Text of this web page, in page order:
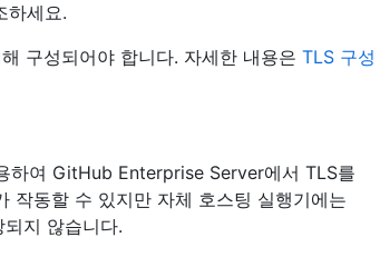
하세요.
구성되어야 합니다. 자세한 내용은 TLS 구성
하여 GitHub Enterprise Server에서 TLS를
작동할 수 있지만 자체 호스팅 실행기에는
지 않습니다.